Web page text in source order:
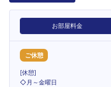
お部屋料金
ご休憩
[休憩]
◇月～金曜日